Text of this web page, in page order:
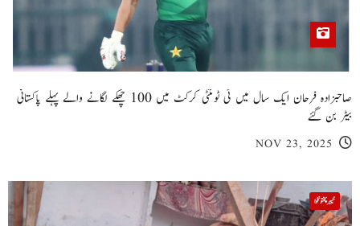
صاحبزادہ فرحان ایک سال میں ٹی ٹوئنٹی کرکٹ میں 100 چھکے لگانے والے پہلے پاکستانی
بیٹر بن گئے
NOV 23, 2025
خیبر پختونخوا